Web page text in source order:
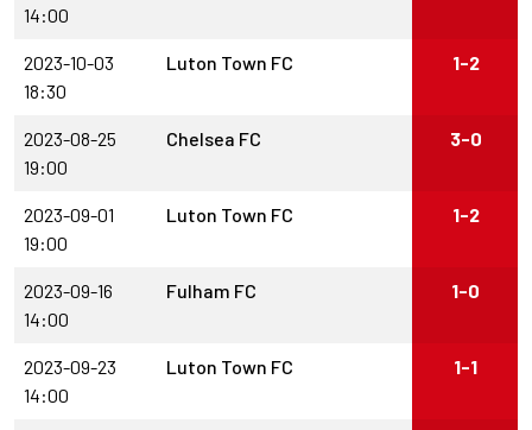
14:00
2023-10-03
18:30
Luton Town FC 1-2
2023-08-25
19:00
Chelsea FC 3-0
2023-09-01
19:00
Luton Town FC 1-2
2023-09-16
14:00
Fulham FC 1-0
2023-09-23
14:00
Luton Town FC 1-1